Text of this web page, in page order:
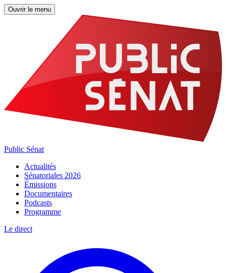
Ouvrir le menu
Public Sénat
Actualités
Sénatoriales 2026
Émissions
Documentaires
Podcasts
Programme
Le direct